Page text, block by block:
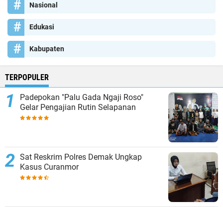
Nasional
Edukasi
Kabupaten
TERPOPULER
Padepokan "Palu Gada Ngaji Roso"
Gelar Pengajian Rutin Selapanan
Sat Reskrim Polres Demak Ungkap
Kasus Curanmor